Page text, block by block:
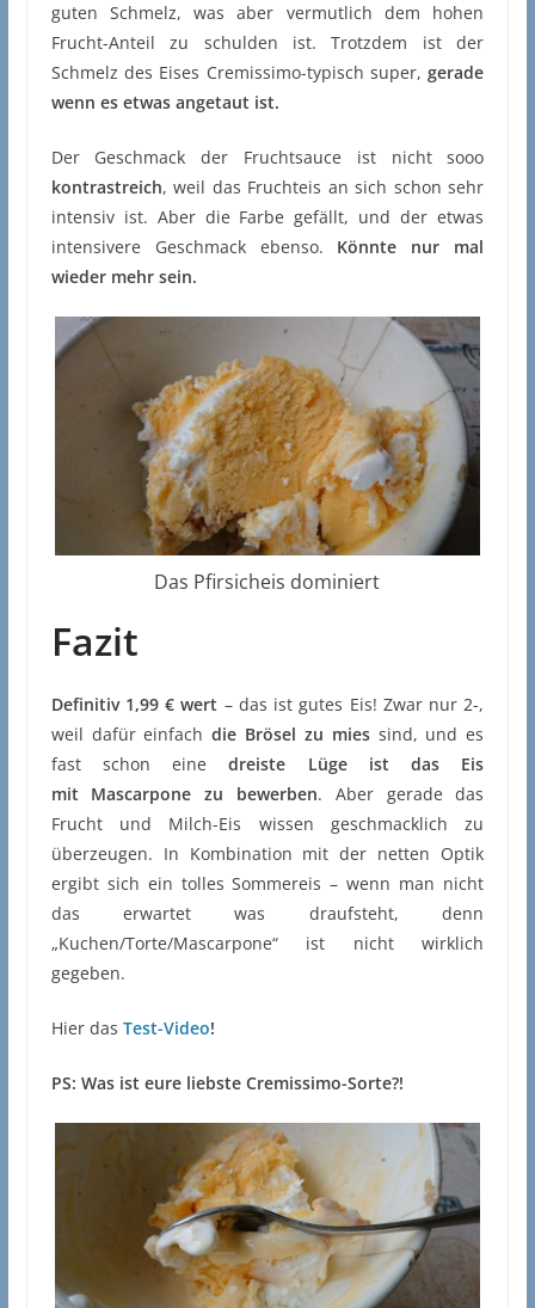
guten Schmelz, was aber vermutlich dem hohen
Frucht-Anteil zu schulden ist. Trotzdem ist der
Schmelz des Eises Cremissimo-typisch super,gerade
wenn es etwas angetaut ist.
Der Geschmack der Fruchtsauce ist nicht sooo
kontrastreich, weil das Fruchteis an sich schon sehr
intensiv ist. Aber die Farbe gefällt, und der etwas
intensivere Geschmack ebenso. Könnte nur mal
wieder mehr sein.
Das Pfirsicheis dominiert
Fazit
Definitiv 1,99 € wert – das ist gutes Eis! Zwar nur 2-,
weil dafür einfachdie Brösel zu miessind, und es
fast schon einedreiste Lüge ist das Eis
mit Mascarpone zu bewerben. Aber gerade das
Frucht und Milch-Eis wissen geschmacklich zu
überzeugen. In Kombination mit der netten Optik
ergibt sich ein tolles Sommereis – wenn man nicht
das erwartet was draufsteht, denn
„Kuchen/Torte/Mascarpone“ ist nicht wirklich
gegeben.
Hier das Test-Video!
PS: Was ist eure liebste Cremissimo-Sorte?!